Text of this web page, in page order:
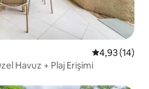
5 üzerinden
4,93 (14)
Havuz + Plaj Erişimi